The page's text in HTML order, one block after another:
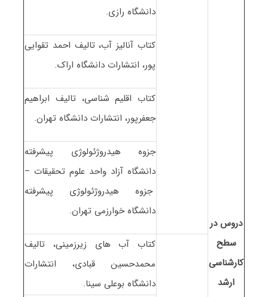
دروس در
سطح
کارشناسی
ارشد
دانشگاه رازی.
کتاب آنالیز آب، تالیف احمد تقوایی
پور، انتشارات دانشگاه اراک.
کتاب اقلیم شناسی، تالیف ابراهیم
جعفرپور، انتشارات دانشگاه تهران.
جزوه هیدروژئولوژی پیشرفته
دانشگاه آزاد واحد علوم تحقیقات –
جزوه هیدروژئولوژی پیشرفته
دانشگاه خوارزمی تهران.
کتاب آب های زیرزمینی، تالیف
محمدحسین قبادی، انتشارات
دانشگاه بوعلی سینا.